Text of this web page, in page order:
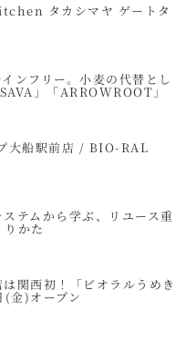
タカシマヤ ゲートタ
ンフリー。小麦の代替とし
」「ARROWROOT」
大船駅前店 / BIO-RAL
テムから学ぶ、リユース重
かた
関西初！「ビオラルうめき
金)オープン